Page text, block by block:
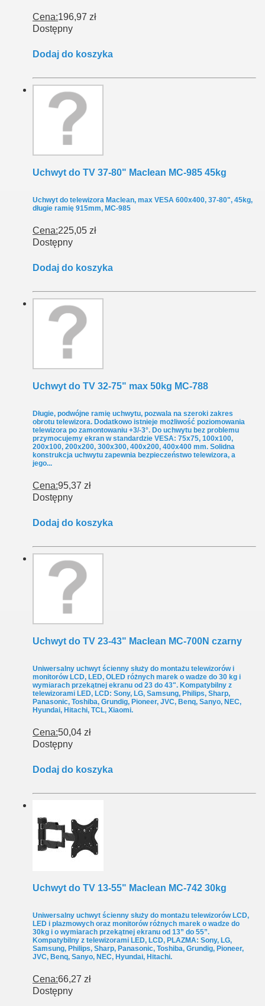
Cena:196,97 zł
Dostępny
Dodaj do koszyka
Uchwyt do TV 37-80" Maclean MC-985 45kg
Uchwyt do telewizora Maclean, max VESA 600x400, 37-80", 45kg,
długie ramię 915mm, MC-985
Cena:225,05 zł
Dostępny
Dodaj do koszyka
Uchwyt do TV 32-75" max 50kg MC-788
Długie, podwójne ramię uchwytu, pozwala na szeroki zakres
obrotu telewizora. Dodatkowo istnieje możliwość poziomowania
telewizora po zamontowaniu +3/-3°. Do uchwytu bez problemu
przymocujemy ekran w standardzie VESA: 75x75, 100x100,
200x100, 200x200, 300x300, 400x200, 400x400 mm. Solidna
konstrukcja uchwytu zapewnia bezpieczeństwo telewizora, a
jego...
Cena:95,37 zł
Dostępny
Dodaj do koszyka
Uchwyt do TV 23-43" Maclean MC-700N czarny
Uniwersalny uchwyt ścienny służy do montażu telewizorów i
monitorów LCD, LED, OLED różnych marek o wadze do 30 kg i
wymiarach przekątnej ekranu od 23 do 43". Kompatybilny z
telewizorami LED, LCD: Sony, LG, Samsung, Philips, Sharp,
Panasonic, Toshiba, Grundig, Pioneer, JVC, Benq, Sanyo, NEC,
Hyundai, Hitachi, TCL, Xiaomi.
Cena:50,04 zł
Dostępny
Dodaj do koszyka
Uchwyt do TV 13-55" Maclean MC-742 30kg
Uniwersalny uchwyt ścienny służy do montażu telewizorów LCD,
LED i plazmowych oraz monitorów różnych marek o wadze do
30kg i o wymiarach przekątnej ekranu od 13” do 55”.
Kompatybilny z telewizorami LED, LCD, PLAZMA: Sony, LG,
Samsung, Philips, Sharp, Panasonic, Toshiba, Grundig, Pioneer,
JVC, Benq, Sanyo, NEC, Hyundai, Hitachi.
Cena:66,27 zł
Dostępny